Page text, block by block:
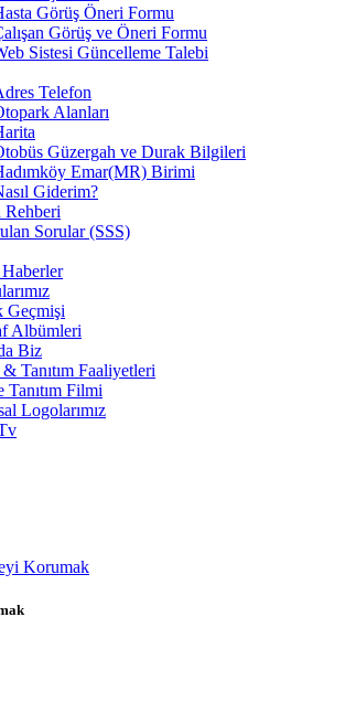
Görüş Öneri Formu
Görüş ve Öneri Formu
Sistesi Güncelleme Talebi
Telefon
Alanları
Güzergah ve Durak Bilgileri
Emar(MR) Birimi
Giderim?
Rehberi
Sorular (SSS)
Geçmişi
Albümleri
Biz
Tanıtım Faaliyetleri
Tanıtım Filmi
Logolarımız
Korumak